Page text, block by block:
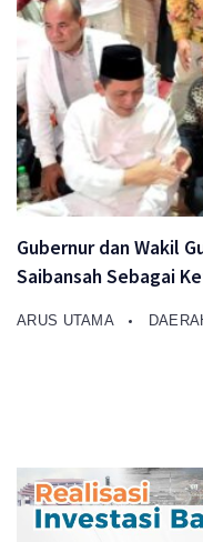
Gubernur dan Wakil
Saibansah Sebagai
ARUS UTAMA